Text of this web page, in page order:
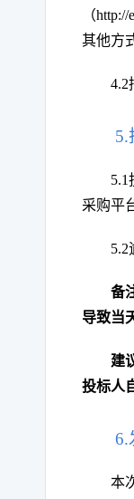
（http://
其他方
4.2
5.
采购平
5.2
备
导致当
建
投标人
6.
本